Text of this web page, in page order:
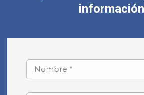
información